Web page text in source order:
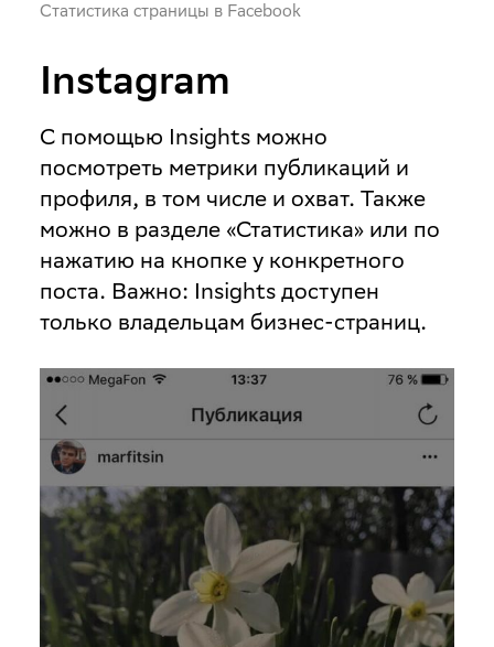
Статистика страницы в Facebook
Instagram
С помощью Insights можно
посмотреть метрики публикаций и
профиля, в том числе и охват. Также
можно в разделе «Статистика» или по
нажатию на кнопке у конкретного
поста. Важно: Insights доступен
только владельцам бизнес-страниц.